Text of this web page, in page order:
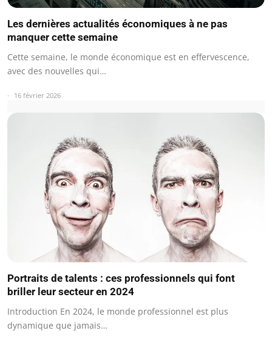
Les dernières actualités économiques à ne pas
manquer cette semaine
Cette semaine, le monde économique est en effervescence,
avec des nouvelles qui…
16 février 2026
Portraits de talents : ces professionnels qui font
briller leur secteur en 2024
Introduction En 2024, le monde professionnel est plus
dynamique que jamais…